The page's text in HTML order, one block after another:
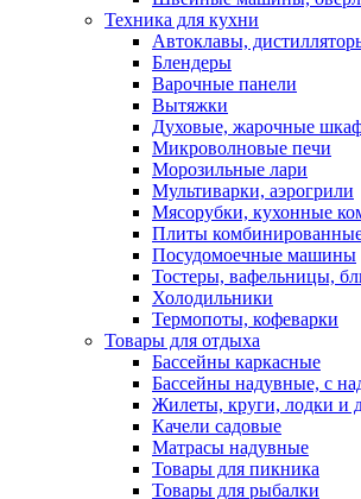
Техника для кухни
Автоклавы,
Блендеры
Варочные панели
Вытяжки
Духовые, жарочные
Микроволновые печи
Морозильные лари
Мультиварки, аэрогрили
Мясорубки, кухонные
Плиты
Посудомоечные машины
Тостеры, вафельницы,
Холодильники
Термопоты, кофеварки
Товары для отдыха
Бассейны каркасные
Бассейны надувные, с
Жилеты, круги, лодки и
Качели садовые
Матрасы надувные
Товары для пикника
Товары для рыбалки